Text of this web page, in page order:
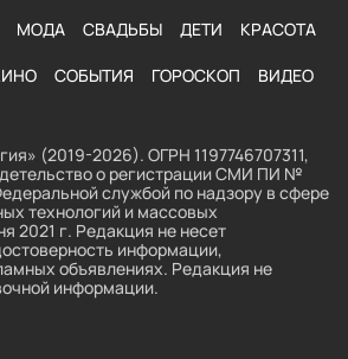
МОДА СВАДЬБЫ ДЕТИ КРАСОТА
СОБЫТИЯ ГОРОСКОП ВИДЕО
(2019-2026). ОГРН 1197746707311,
о регистрации СМИ ПИ №
службой по надзору в сфере
технологий и массовых
2021 г. Редакция не несет
информации,
объявлениях. Редакция не
информации.